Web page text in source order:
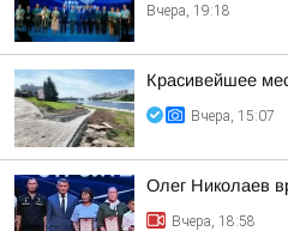
Вчера, 19:18
Красивейшее
Вчера, 15:07
Олег Николаев
Вчера, 18:58